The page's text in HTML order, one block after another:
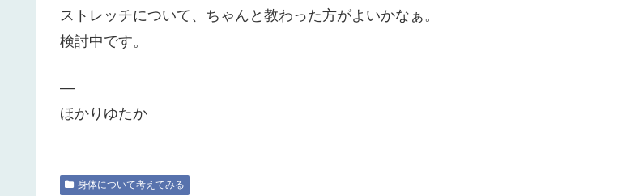
ストレッチについて、ちゃんと教わった方がよいかなぁ。
検討中です。
—
ほかりゆたか
身体について考えてみる